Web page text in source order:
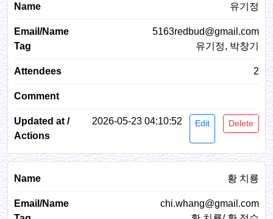
유기정
5163redbud@gmail.com
유기정, 박창기
2
2026-05-23 04:10:52 Edit Delete
황 치룡
chi.whang@gmail.com